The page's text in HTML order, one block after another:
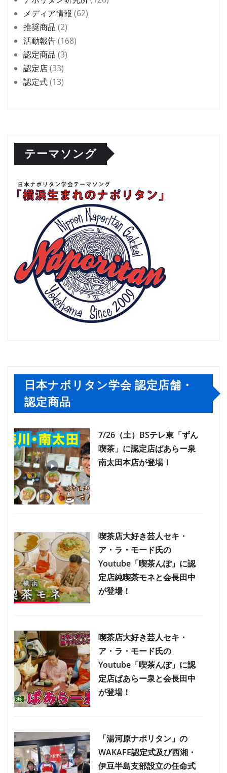
メディア情報 (62)
推奨商品 (2)
活動報告(168)
認定商品 (3)
認定店(33)
認定式(13)
テーマソング
日本ナポリタン学会 認定店舗・
認定商品
7/26（土）BSテレ東「ずん
喫茶」に認定店ぱあらー泉
南太田本店が登場！
喫茶店大好き芸人セキ・
ア・ラ・モード氏の
Youtube「喫茶んぽ」に認
定店純喫茶モネと会長田中
が登場！
喫茶店大好き芸人セキ・
ア・ラ・モード氏の
Youtube「喫茶んぽ」に認
定店ぱあらー泉と会長田中
が登場！
「湯河原ナポリタン」の
WAKAFE認定式及び西湘・
伊豆半島支部設立の任命式